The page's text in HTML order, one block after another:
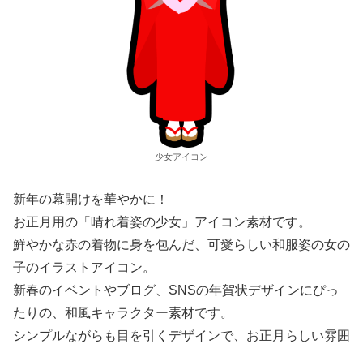
少女アイコン
新年の幕開けを華やかに！
お正月用の「晴れ着姿の少女」アイコン素材です。
鮮やかな赤の着物に身を包んだ、可愛らしい和服姿の女の
子のイラストアイコン。
新春のイベントやブログ、SNSの年賀状デザインにぴっ
たりの、和風キャラクター素材です。
シンプルながらも目を引くデザインで、お正月らしい雰囲